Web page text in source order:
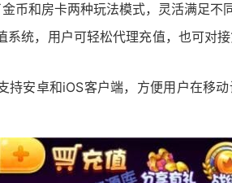
币和房卡两种玩法模式，灵活满足不
系统，用户可轻松代理充值，也可对
持安卓和iOS客户端，方便用户在移